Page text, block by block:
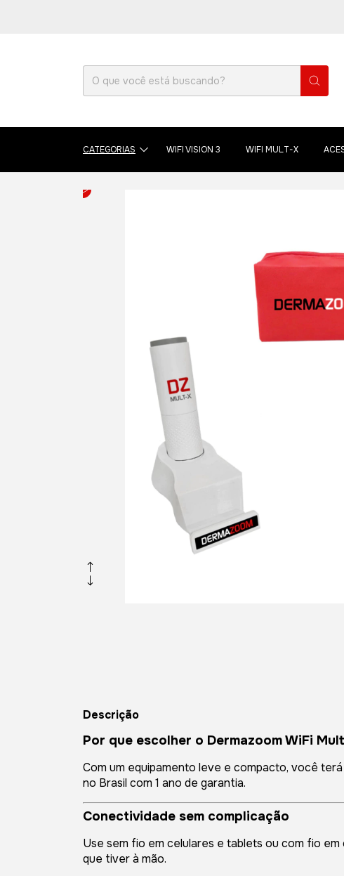
CATEGORIAS WIFI VISION 3 WIFI MULT-X
Descrição
Por que escolher o Dermazoom WiFi
Com um equipamento leve e compacto, você
no Brasil com 1 ano de garantia.
Conectividade sem complicação
Use sem fio em celulares e tablets ou com fio
que tiver à mão.